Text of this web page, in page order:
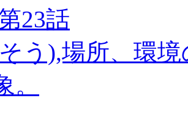
23話
う),場所、環